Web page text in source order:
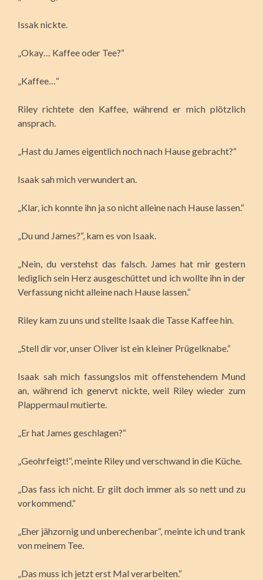
Issak nickte.
„Okay… Kaffee oder Tee?“
„Kaffee…“
Riley richtete den Kaffee, während er mich plötzlich
ansprach.
„Hast du James eigentlich noch nach Hause gebracht?“
Isaak sah mich verwundert an.
„Klar, ich konnte ihn ja so nicht alleine nach Hause lassen.“
„Du und James?“, kam es von Isaak.
„Nein, du verstehst das falsch. James hat mir gestern
lediglich sein Herz ausgeschüttet und ich wollte ihn in der
Verfassung nicht alleine nach Hause lassen.“
Riley kam zu uns und stellte Isaak die Tasse Kaffee hin.
„Stell dir vor, unser Oliver ist ein kleiner Prügelknabe.“
Isaak sah mich fassungslos mit offenstehendem Mund
an, während ich genervt nickte, weil Riley wieder zum
Plappermaul mutierte.
„Er hat James geschlagen?“
„Geohrfeigt!“, meinte Riley und verschwand in die Küche.
„Das fass ich nicht. Er gilt doch immer als so nett und zu
vorkommend.“
„Eher jähzornig und unberechenbar“, meinte ich und trank
von meinem Tee.
„Das muss ich jetzt erst Mal verarbeiten.“